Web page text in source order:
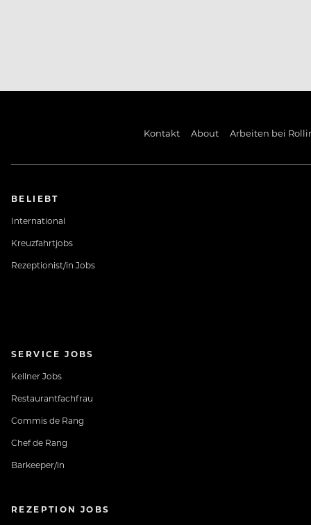
Kontakt About Arbeiten bei
BELIEBT
International
Kreuzfahrtjobs
Rezeptionist/in Jobs
SERVICE JOBS
Kellner Jobs
Restaurantfachfrau
Commis de Rang
Chef de Rang
Barkeeper/in
REZEPTION JOBS